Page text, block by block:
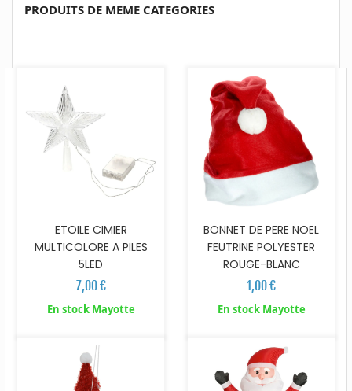
PRODUITS DE MEME CATEGORIES
ETOILE CIMIER
MULTICOLORE A PILES
5LED
7,00 €
En stock Mayotte
BONNET DE PERE NOEL
FEUTRINE POLYESTER
ROUGE-BLANC
1,00 €
En stock Mayotte